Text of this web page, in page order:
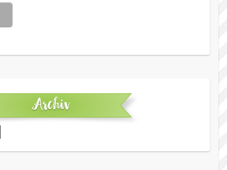
Archiv